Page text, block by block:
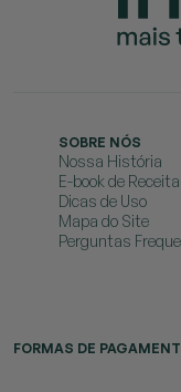
SOBRE NÓS
Nossa História
E-book de
Dicas de Uso
Mapa do Site
Perguntas
FORMAS DE